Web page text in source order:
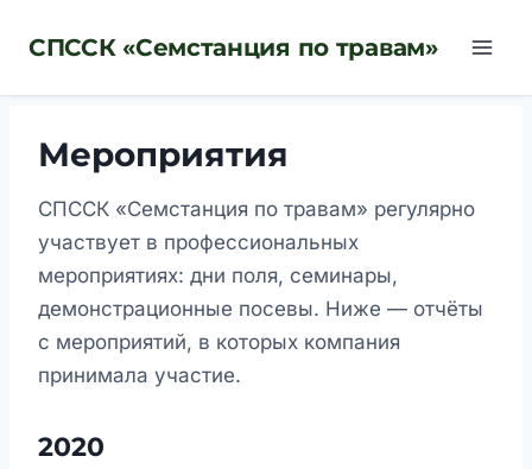
СПССК «Семстанция по травам»
Мероприятия
СПССК «Семстанция по травам» регулярно
участвует в профессиональных
мероприятиях: дни поля, семинары,
демонстрационные посевы. Ниже — отчёты
с мероприятий, в которых компания
принимала участие.
2020